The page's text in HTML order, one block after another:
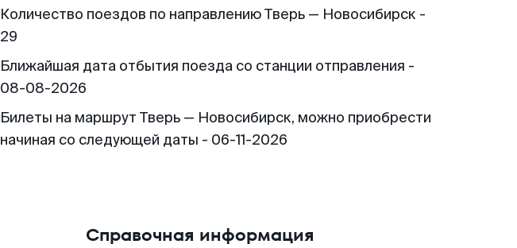
Количество поездов по направлению Тверь — Новосибирск -
29
Ближайшая дата отбытия поезда со станции отправления -
08-08-2026
Билеты на маршрут Тверь — Новосибирск, можно приобрести
начиная со следующей даты - 06-11-2026
Справочная информация